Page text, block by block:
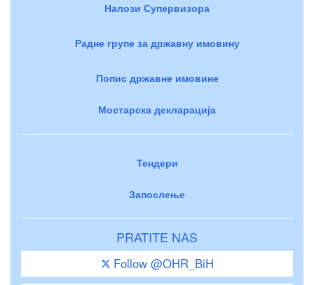
Налози Супервизора
Радне групе за државну имовину
Попис државне имовине
Мостарска декларација
Тендери
Запослење
PRATITE NAS
Follow @OHR_BiH